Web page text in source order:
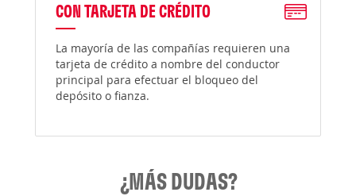
CON TARJETA DE CRÉDITO
La mayoría de las compañías requieren una
tarjeta de crédito a nombre del conductor
principal para efectuar el bloqueo del
depósito o fianza.
¿MÁS DUDAS?